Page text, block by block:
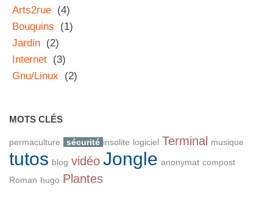
Arts2rue (4)
Bouquins
(1)
Jardin (2)
Internet (3)
Gnu/Linux
(2)
MOTS CLÉS
permaculture sécurité insolite logiciel Terminal musique
tutos blog vidéo Jongle anonymat compost
Roman hugo Plantes